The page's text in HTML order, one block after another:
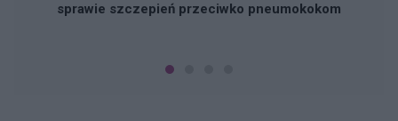
sprawie szczepień przeciwko pneumokokom